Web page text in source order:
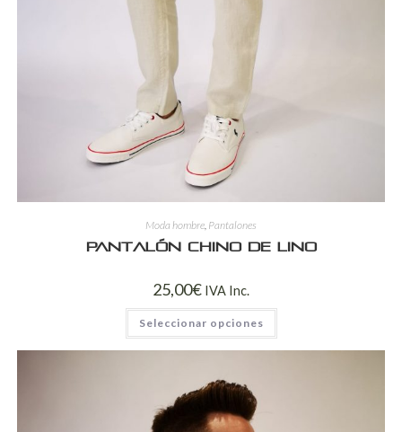
Moda hombre, Pantalones
Pantalón chino de lino
25,00€ IVA Inc.
Seleccionar opciones